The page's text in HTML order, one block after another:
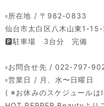
▫️所在地 / 〒982-0833
仙台市太白区八木山東1-15-
🅿️駐車場 3台分 完備
▫️お問合せ先 / 022-797-
▫️営業日 / 月、水〜日曜日
( ※お休みのスケジュール